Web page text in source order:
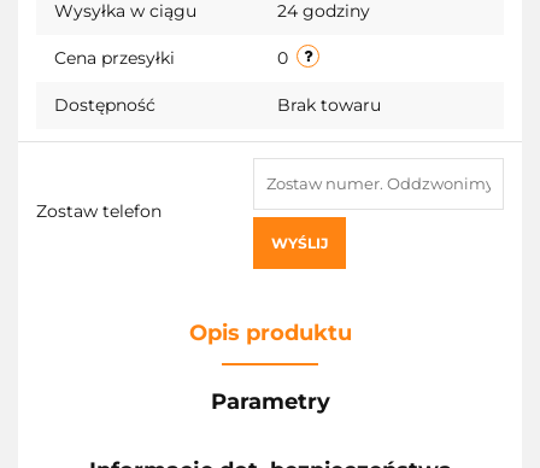
Wysyłka w ciągu 24 godziny
Cena przesyłki 0
Dostępność Brak towaru
Zostaw telefon
WYŚLIJ
Opis produktu
Parametry